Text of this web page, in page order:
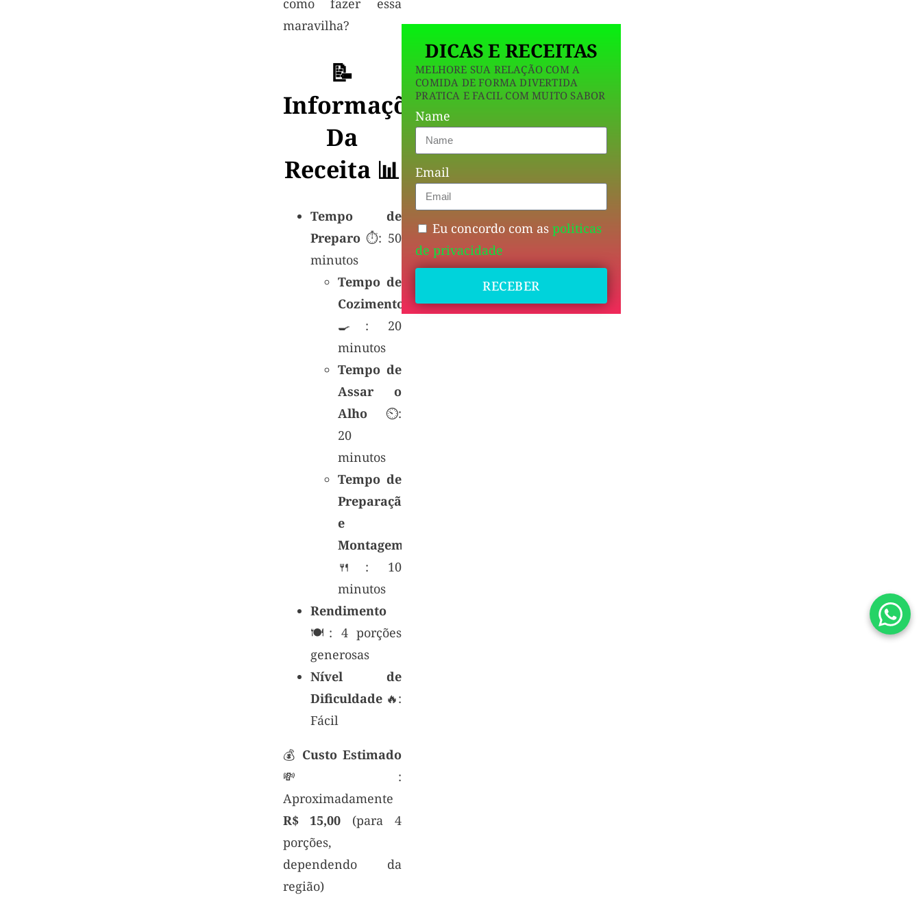
como fazer essa
maravilha?
📝
Informações
Da
Receita📊
Tempo de
Preparo⏱: 50
minutos
Tempo de
Cozimento
🍳: 20
minutos
Tempo de
Assar o
Alho⏲️:
20
minutos
Tempo de
Preparação
e
Montagem
🍴: 10
minutos
Rendimento
🍽: 4 porções
generosas
Nível de
Dificuldade🔥:
Fácil
💰 Custo Estimado
💸:
Aproximadamente
R$ 15,00 (para 4
porções,
dependendo da
região)
DICAS E RECEITAS
MELHORE SUA RELAÇÃO COM A
COMIDA DE FORMA DIVERTIDA
PRATICA E FACIL COM MUITO SABOR
Name
Email
Eu concordo com aspoliticas
de privacidade
RECEBER